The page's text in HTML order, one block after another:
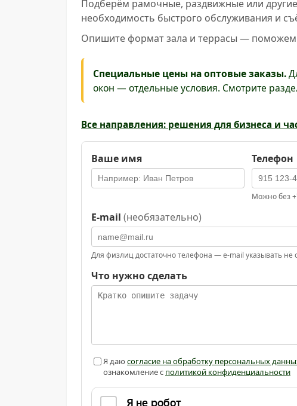
Подберём рамочные, раздвижные или
необходимость быстрого обслуживания и
Опишите формат зала и террасы —
Специальные цены на оптовые заказы.
окон — отдельные условия. Смотрите
Все направления: решения для бизнеса и
Ваше имя Телефон
Можно без
E-mail (необязательно)
Для физлиц достаточно телефона — e-mail указывать не
Что нужно сделать
Я даюсогласие на обработку персональных
ознакомление с политикой конфиденциальности